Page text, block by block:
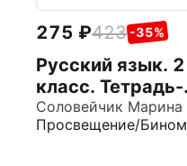
275 423 -35%
Русский язык. 2
класс. Тетрадь-
задачник. В 3-х
частях. Часть 1.
Просвещение/Бином